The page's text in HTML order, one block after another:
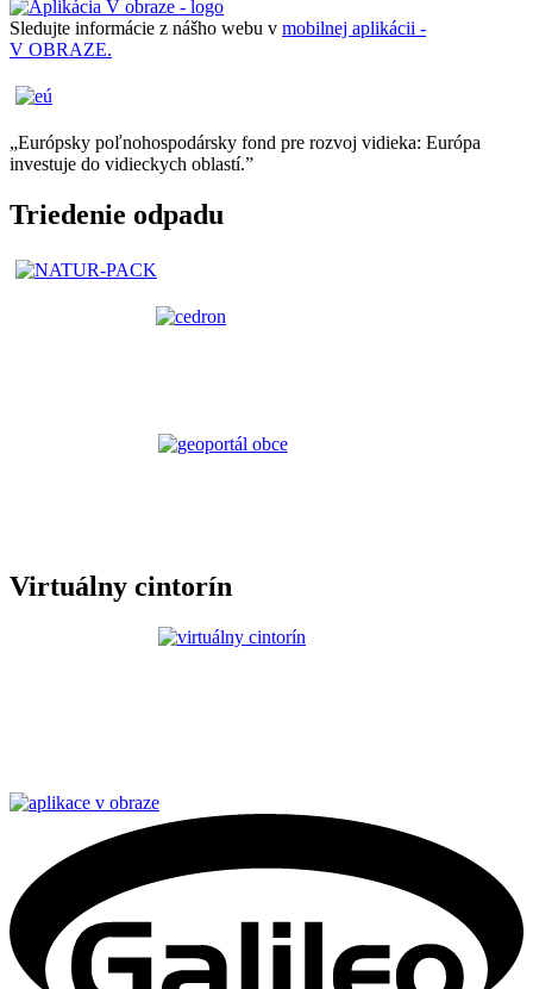
Sledujte informácie z nášho webu v mobilnej aplikácii -
V OBRAZE.
„Európsky poľnohospodársky fond pre rozvoj vidieka: Európa
investuje do vidieckych oblastí.”
Triedenie odpadu
Virtuálny cintorín